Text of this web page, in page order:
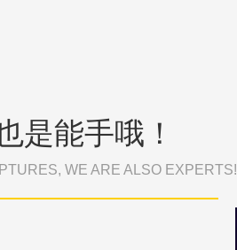
是能手哦！
WE ARE ALSO EXPERTS!